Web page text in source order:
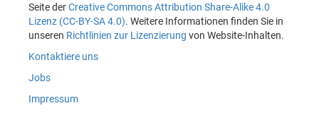
Seite derCreative Commons Attribution Share-Alike 4.0
Lizenz (CC-BY-SA 4.0). Weitere Informationen finden Sie in
unseren Richtlinien zur Lizenzierung von Website-Inhalten.
Kontaktiere uns
Jobs
Impressum